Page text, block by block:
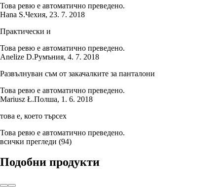
Това ревю е автоматично преведено.
Hana S.Чехия, 23. 7. 2018
Практически и
Това ревю е автоматично преведено.
Anelize D.Румъния, 4. 7. 2018
Развълнуван съм от закачалките за панталони
Това ревю е автоматично преведено.
Mariusz Ł.Полша, 1. 6. 2018
това е, което търсех
Това ревю е автоматично преведено.
всички прегледи (94)
Подобни продукти